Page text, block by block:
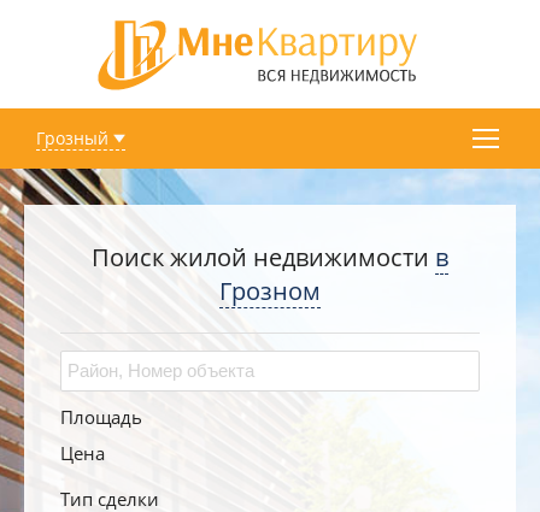
Грозный
Поиск жилой недвижимости в
Грозном
Площадь
Цена
Тип сделки